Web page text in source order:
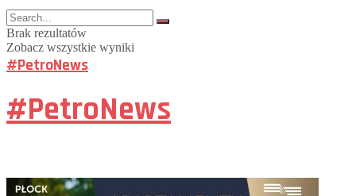
Brak rezultatów
Zobacz wszystkie wyniki
#PetroNews
#PetroNews